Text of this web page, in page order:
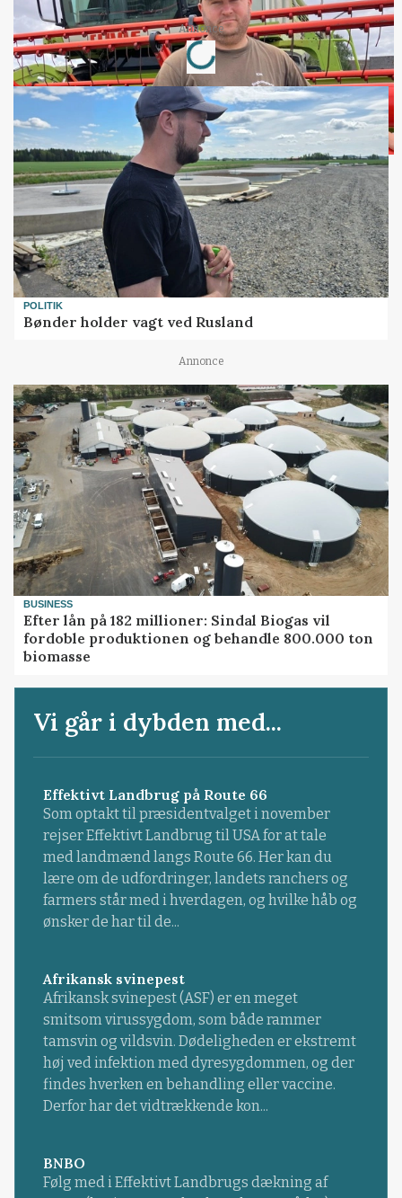
Annonce
Loading...
POLITIK
Bønder holder vagt ved Rusland
Annonce
BUSINESS
Efter lån på 182 millioner: Sindal Biogas vil
fordoble produktionen og behandle 800.000 ton
biomasse
Vi går i dybden med...
Effektivt Landbrug på Route 66
Som optakt til præsidentvalget i november
rejser Effektivt Landbrug til USA for at tale
med landmænd langs Route 66. Her kan du
lære om de udfordringer, landets ranchers og
farmers står med i hverdagen, og hvilke håb og
ønsker de har til de...
Afrikansk svinepest
Afrikansk svinepest (ASF) er en meget
smitsom virussygdom, som både rammer
tamsvin og vildsvin. Dødeligheden er ekstremt
høj ved infektion med dyresygdommen, og der
findes hverken en behandling eller vaccine.
Derfor har det vidtrækkende kon...
BNBO
Følg med i Effektivt Landbrugs dækning af